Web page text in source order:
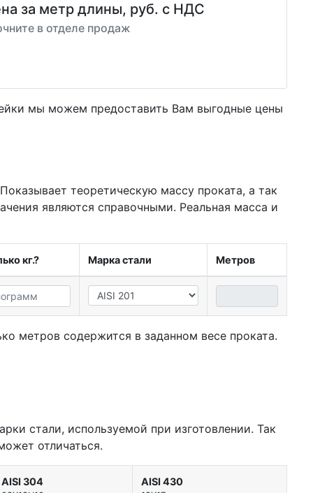
за метр длины, руб. с НДС
в отделе продаж
мы можем предоставить Вам выгодные цены
теоретическую массу проката, а так
являются справочными. Реальная масса и
кг.? Марка стали Метров
метров содержится в заданном весе проката.
стали, используемой при изготовлении. Так
отличаться.
AISI 304 AISI 430